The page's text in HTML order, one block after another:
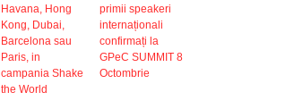
Havana, Hong
Kong, Dubai,
Barcelona sau
Paris, in
campania Shake
the World
primii speakeri
internaționali
confirmați la
GPeC SUMMIT 8
Octombrie